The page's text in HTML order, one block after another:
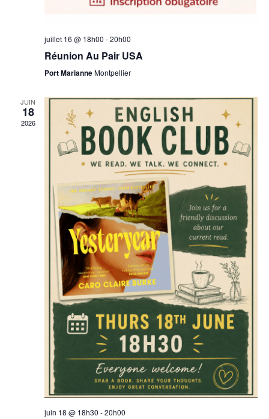
juillet 16 @ 18h00 -20h00
Réunion Au Pair USA
Port MarianneMontpellier
JUIN
18
2026
juin 18 @ 18h30 -20h00